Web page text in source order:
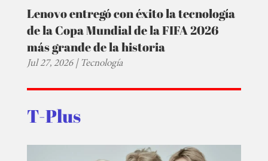
Lenovo entregó con éxito la tecnología
de la Copa Mundial de la FIFA 2026
más grande de la historia
Jul 27, 2026|Tecnología
T-Plus